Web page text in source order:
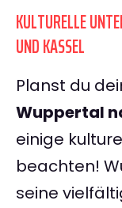
KULTURELLE
UND KASSEL
Planst du
Wuppertal
einige
beachten!
seine